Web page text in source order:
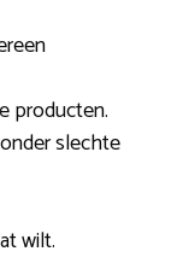
producten.
slechte
wilt.